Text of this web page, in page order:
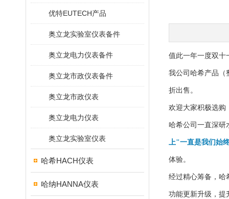
优特EUTECH产品
奥立龙实验室仪表备件
奥立龙电力仪表备件
奥立龙市政仪表备件
奥立龙市政仪表
奥立龙电力仪表
奥立龙实验室仪表
哈希HACH仪表
哈纳HANNA仪表
值此一年一度双十
我公司哈希产品（
折出售。
欢迎大家积极选购
哈希公司一直深研
上"一直是我们始
体验。
经过精心筹备，哈
功能更新升级，提